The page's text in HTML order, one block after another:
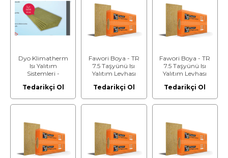
Dyo Klimatherm
Isı Yalıtım
Sistemleri -
Taşyünümaxi - Isı
Kalınlık: 8 cm
Tedarikçi Ol
Fawori Boya - TR
7.5 Taşyünü Isı
Yalıtım Levhası
Tedarikçi Ol
Fawori Boya - TR
7.5 Taşyünü Isı
Yalıtım Levhası
Tedarikçi Ol